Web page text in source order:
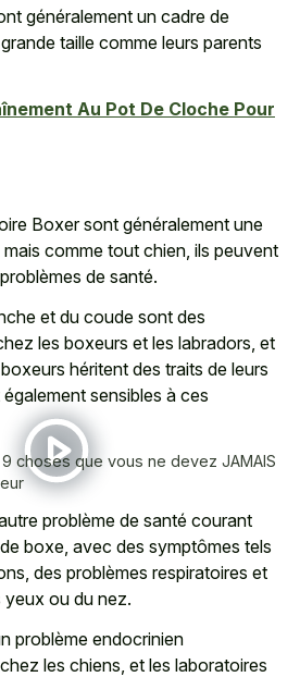
généralement un cadre de
taille comme leurs parents
Au Pot De Cloche Pour
Boxer sont généralement une
comme tout chien, ils peuvent
de santé.
et du coude sont des
les boxeurs et les labradors, et
héritent des traits de leurs
sensibles à ces
9 choses que vous ne devez JAMAIS
problème de santé courant
boxe, avec des symptômes tels
des problèmes respiratoires et
ou du nez.
problème endocrinien
les chiens, et les laboratoires